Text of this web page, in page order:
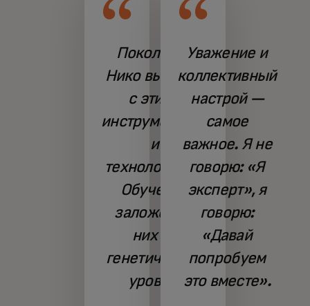
Поколение
Нико выросло
с этими
инструментами
и
технологиями.
Обучение
заложено в
них на
генетическом
уровне.
Уважение и
коллективный
настрой —
самое
важное. Я не
говорю: «Я
эксперт», я
говорю:
«Давай
попробуем
это вместе».